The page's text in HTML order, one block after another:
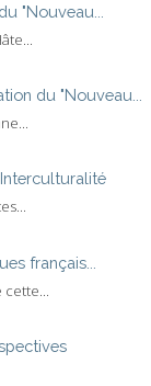
"Nouveau...
du "Nouveau...
français...